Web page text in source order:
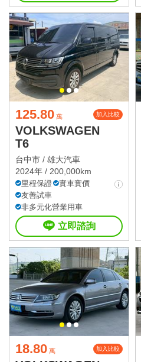
125.80 萬 加入比較
VOLKSWAGEN
T6
台中市 / 雄大汽車
2024年 / 200,000km
里程保證
實車實價
友善試車
非多元化營業用車
立即諮詢
18.80 萬 加入比較